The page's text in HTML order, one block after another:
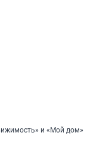
и «Мой дом»